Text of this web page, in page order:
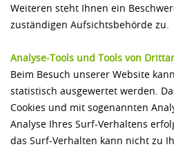
Weiteren steht Ihnen ein
zuständigen Aufsichtsbehörde zu.
Analyse-Tools und Tools von
Beim Besuch unserer Website
statistisch ausgewertet werden.
Cookies und mit sogenannten
Analyse Ihres Surf-Verhaltens
das Surf-Verhalten kann nicht zu